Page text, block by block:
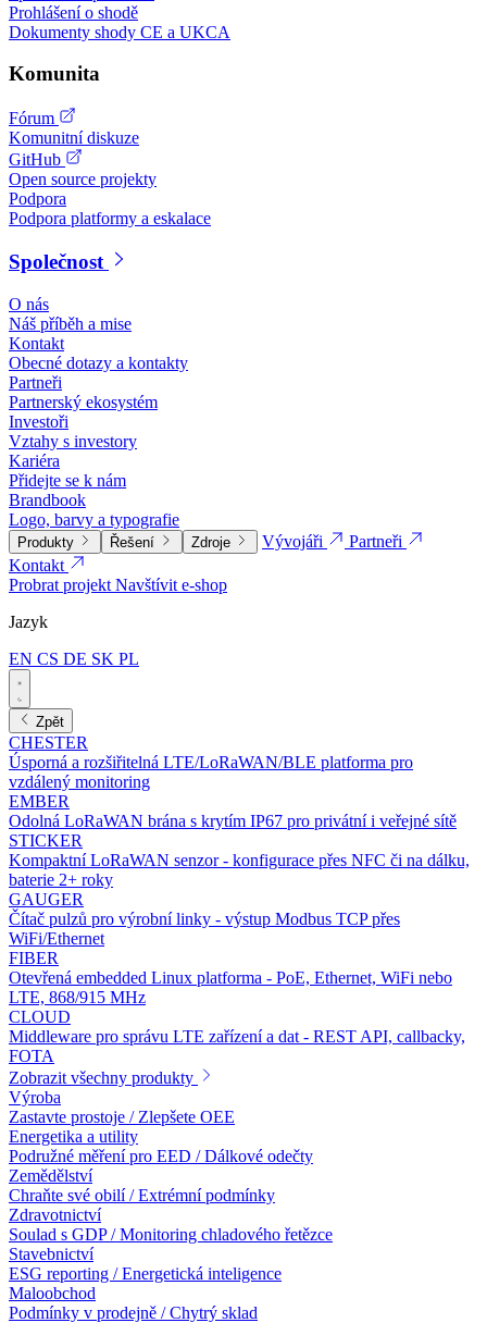
Prohlášení o shodě
Dokumenty shody CE a UKCA
Komunita
Fórum
Komunitní diskuze
GitHub
Open source projekty
Podpora
Podpora platformy a eskalace
Společnost
O nás
Náš příběh a mise
Kontakt
Obecné dotazy a kontakty
Partneři
Partnerský ekosystém
Investoři
Vztahy s investory
Kariéra
Přidejte se k nám
Brandbook
Logo, barvy a typografie
Produkty Řešení Zdroje Vývojáři
Partneři
Kontakt
Probrat projektNavštívit e-shop
Jazyk
EN CS DE SK PL
Zpět
CHESTER
Úsporná a rozšiřitelná LTE/LoRaWAN/BLE platforma pro
vzdálený monitoring
EMBER
Odolná LoRaWAN brána s krytím IP67 pro privátní i veřejné sítě
STICKER
Kompaktní LoRaWAN senzor - konfigurace přes NFC či na dálku,
baterie 2+ roky
GAUGER
Čítač pulzů pro výrobní linky - výstup Modbus TCP přes
WiFi/Ethernet
FIBER
Otevřená embedded Linux platforma - PoE, Ethernet, WiFi nebo
LTE, 868/915 MHz
CLOUD
Middleware pro správu LTE zařízení a dat - REST API, callbacky,
FOTA
Zobrazit všechny produkty
Výroba
Zastavte prostoje / Zlepšete OEE
Energetika a utility
Podružné měření pro EED / Dálkové odečty
Zemědělství
Chraňte své obilí / Extrémní podmínky
Zdravotnictví
Soulad s GDP / Monitoring chladového řetězce
Stavebnictví
ESG reporting / Energetická inteligence
Maloobchod
Podmínky v prodejně / Chytrý sklad